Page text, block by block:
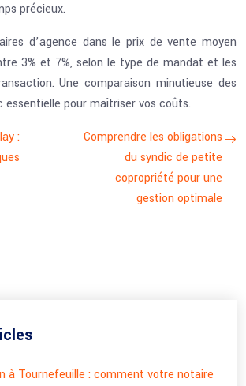
précieux.
d’agence dans le prix de vente moyen
3% et 7%, selon le type de mandat et les
Une comparaison minutieuse des
essentielle pour maîtriser vos coûts.
:
Comprendre les obligations
du syndic de petite
copropriété pour une
gestion optimale
à Tournefeuille : comment votre notaire